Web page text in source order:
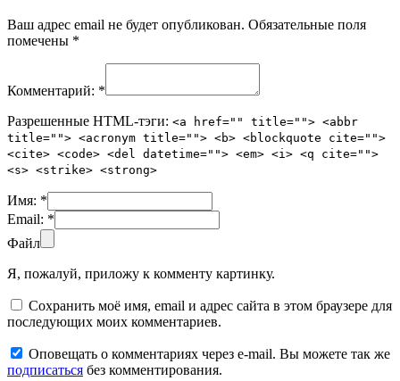
Ваш адрес email не будет опубликован. Обязательные поля
помечены *
Комментарий: *
Разрешенные HTML-тэги: <a href="" title=""> <abbr
title=""> <acronym title=""> <b> <blockquote cite="">
<cite> <code> <del datetime=""> <em> <i> <q cite="">
<s> <strike> <strong>
Имя: *
Email: *
Файл
Я, пожалуй, приложу к комменту картинку.
Сохранить моё имя, email и адрес сайта в этом браузере для
последующих моих комментариев.
Оповещать о комментариях через e-mail. Вы можете так же
подписаться без комментирования.